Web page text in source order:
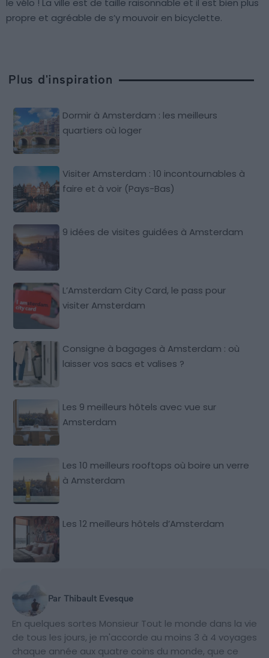
le vélo ! La ville est de taille raisonnable et il est bien plus
propre et agréable de s’y mouvoir en bicyclette.
Plus d'inspiration
Dormir à Amsterdam : les meilleurs
quartiers où loger
Visiter Amsterdam : 10 incontournables à
faire et à voir (Pays-Bas)
9 idées de visites guidées à Amsterdam
L’Amsterdam City Card, le pass pour
visiter Amsterdam
Consigne à bagages à Amsterdam : où
laisser vos sacs et valises ?
Les 9 meilleurs hôtels avec vue sur
Amsterdam
Les 10 meilleurs rooftops où boire un verre
à Amsterdam
Les 12 meilleurs hôtels d’Amsterdam
Par Thibault Evesque
En quelques sortes Monsieur Tout le monde dans la vie
de tous les jours, je m'accorde au moins 3 à 4 voyages
chaque année aux quatre coins du monde, que ce